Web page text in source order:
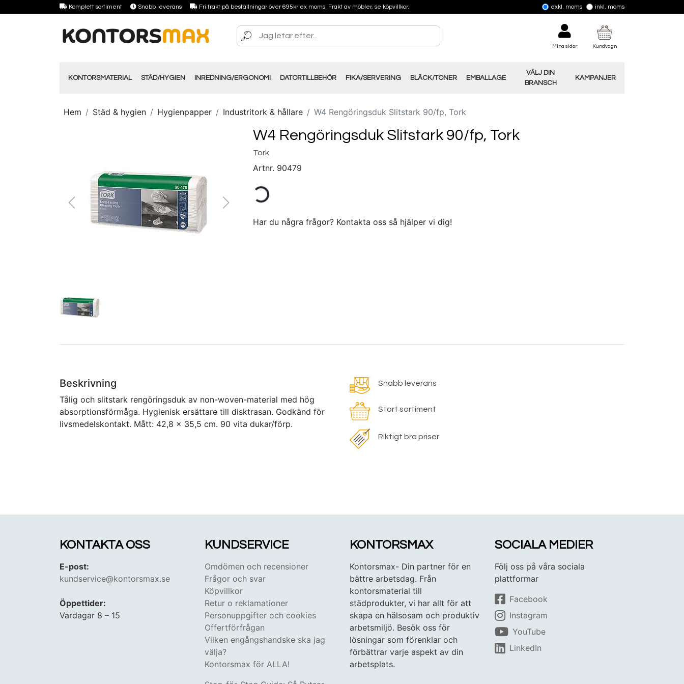
Komplett sortiment Snabb leverans Fri frakt på beställningar över 695kr ex moms. Frakt av möbler, se köpvillkor. exkl. moms inkl. moms
Mina sidor Kundvagn
KONTORSMATERIAL STÄD/HYGIEN INREDNING/ERGONOMI DATORTILLBEHÖR FIKA/SERVERING BLÄCK/TONER EMBALLAGE
VÄLJ DIN
BRANSCH
KAMPANJER
Hem Städ & hygien Hygienpapper Industritork & hållare W4 Rengöringsduk Slitstark 90/fp, Tork
W4 Rengöringsduk Slitstark 90/fp, Tork
Tork
Artnr. 90479
Har du några frågor? Kontakta oss så hjälper vi dig!
Beskrivning
Tålig och slitstark rengöringsduk av non-woven-material med hög
absorptionsförmåga. Hygienisk ersättare till disktrasan. Godkänd för
livsmedelskontakt. Mått: 42,8 x 35,5 cm. 90 vita dukar/förp.
Snabb leverans
Stort sortiment
Riktigt bra priser
KONTAKTA OSS
E-post:
kundservice@kontorsmax.se
Öppettider:
Vardagar 8 – 15
KUNDSERVICE
Omdömen och recensioner
Frågor och svar
Köpvillkor
Retur o reklamationer
Personuppgifter och cookies
Offertförfrågan
Vilken engångshandske ska jag
välja?
Kontorsmax för ALLA!
KONTORSMAX
Kontorsmax- Din partner för en
bättre arbetsdag. Från
kontorsmaterial till
städprodukter, vi har allt för att
skapa en hälsosam och produktiv
arbetsmiljö. Besök oss för
lösningar som förenklar och
förbättrar varje aspekt av din
arbetsplats.
SOCIALA MEDIER
Följ oss på våra sociala
plattformar
Facebook
Instagram
YouTube
LinkedIn